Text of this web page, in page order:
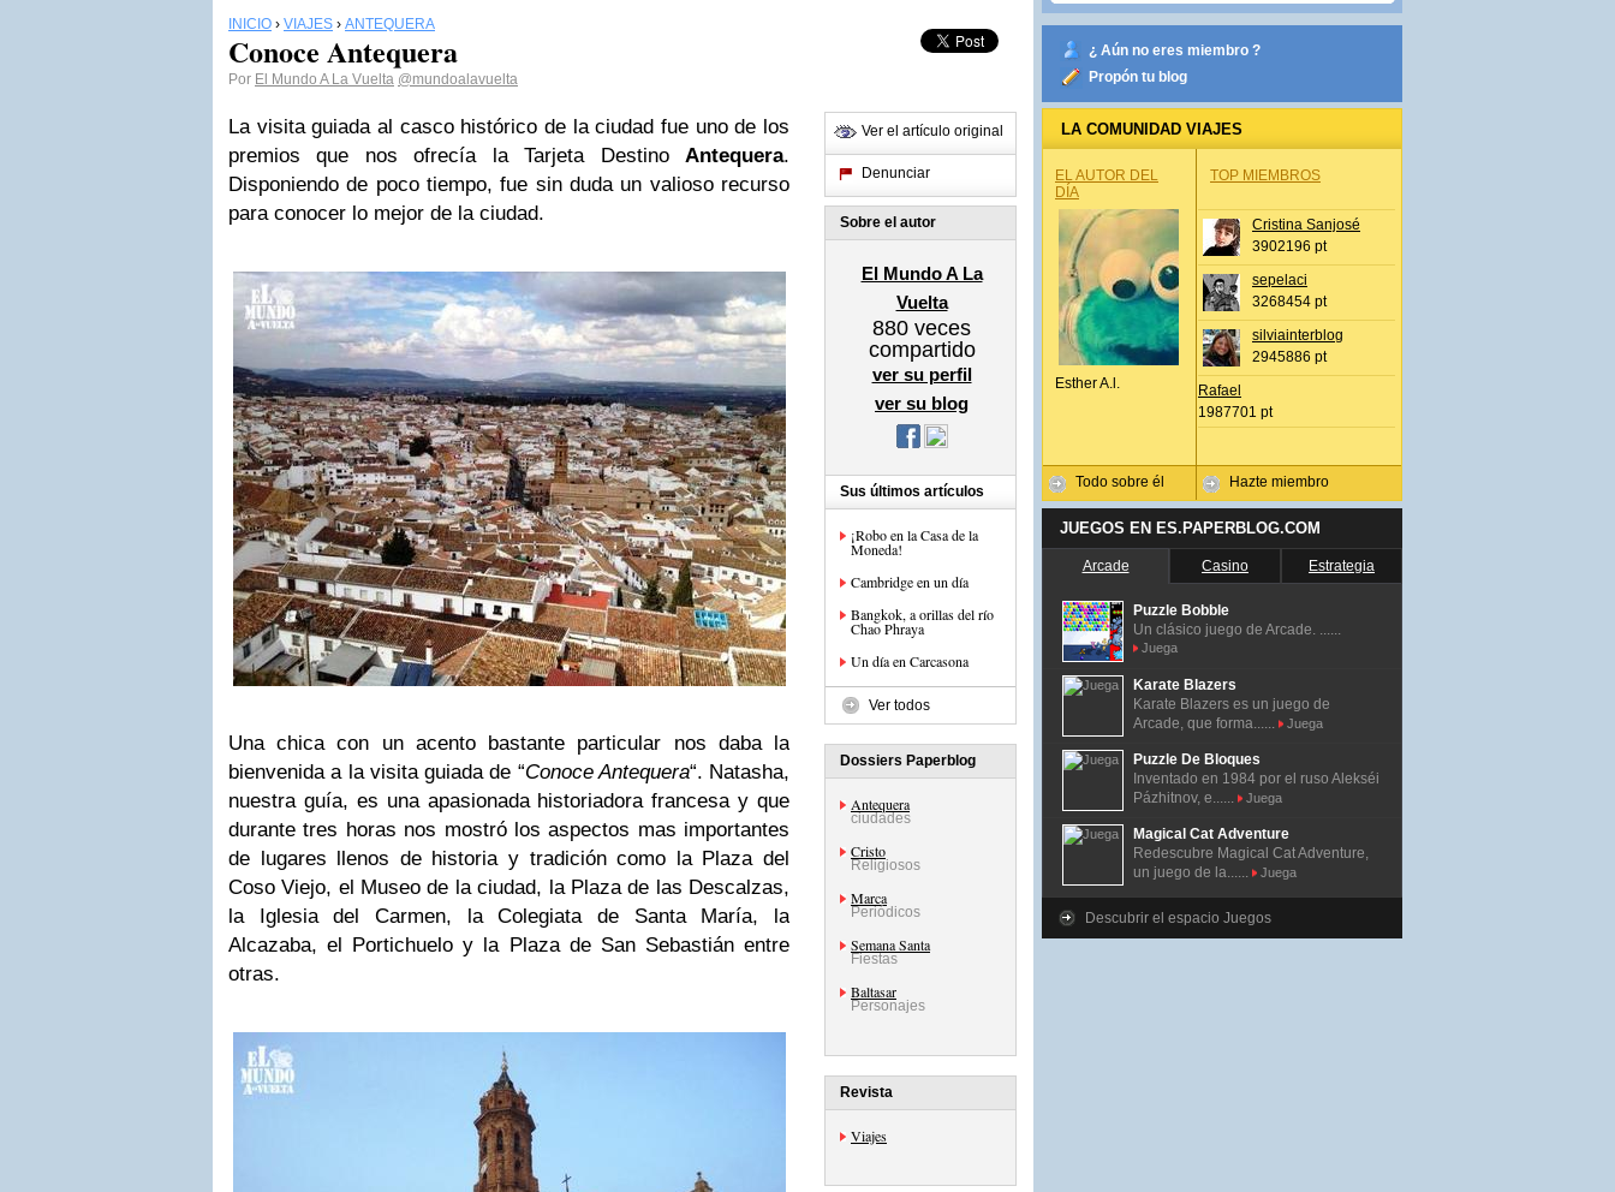
INICIO › VIAJES › ANTEQUERA
Conoce Antequera
Por El Mundo A La Vuelta @mundoalavuelta
La visita guiada al casco histórico de la ciudad fue uno de los
premios que nos ofrecía la Tarjeta Destino Antequera.
Disponiendo de poco tiempo, fue sin duda un valioso recurso
para conocer lo mejor de la ciudad.
Una chica con un acento bastante particular nos daba la
bienvenida a la visita guiada de “Conoce Antequera“. Natasha,
nuestra guía, es una apasionada historiadora francesa y que
durante tres horas nos mostró los aspectos mas importantes
de lugares llenos de historia y tradición como la Plaza del
Coso Viejo, el Museo de la ciudad, la Plaza de las Descalzas,
la Iglesia del Carmen, la Colegiata de Santa María, la
Alcazaba, el Portichuelo y la Plaza de San Sebastián entre
otras.
Ver el artículo original
Denunciar
Sobre el autor
El Mundo A La
Vuelta
880 veces
compartido
ver su perfil
ver su blog
Sus últimos artículos
¡Robo en la Casa de la
Moneda!
Cambridge en un día
Bangkok, a orillas del río
Chao Phraya
Un día en Carcasona
Ver todos
Dossiers Paperblog
Antequera
ciudades
Cristo
Religiosos
Marca
Periódicos
Semana Santa
Fiestas
Baltasar
Personajes
Revista
Viajes
¿ Aún no eres miembro ?
Propón tu blog
LA COMUNIDAD VIAJES
EL AUTOR DEL
DÍA
Esther A.l.
Todo sobre él
TOP MIEMBROS
Cristina Sanjosé
3902196 pt
sepelaci
3268454 pt
silviainterblog
2945886 pt
Rafael
1987701 pt
Hazte miembro
JUEGOS EN ES.PAPERBLOG.COM
Arcade Casino Estrategia
Puzzle Bobble
Un clásico juego de Arcade. ......
Juega
Karate Blazers
Karate Blazers es un juego de
Arcade, que forma......
Juega
Puzzle De Bloques
Inventado en 1984 por el ruso Alekséi
Pázhitnov, e......
Juega
Magical Cat Adventure
Redescubre Magical Cat Adventure,
un juego de la......
Juega
Descubrir el espacio Juegos